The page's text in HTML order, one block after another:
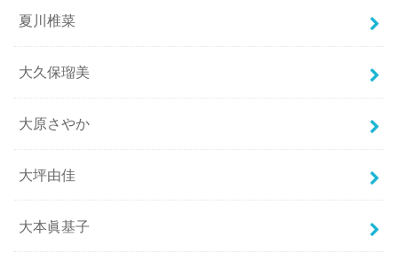
夏川椎菜
大久保瑠美
大原さやか
大坪由佳
大本眞基子